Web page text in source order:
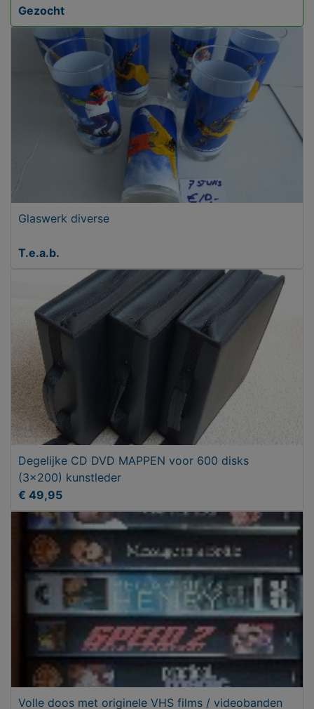
Gezocht
Glaswerk diverse
T.e.a.b.
Degelijke CD DVD MAPPEN voor 600 disks
(3x200) kunstleder
€ 49,95
Volle doos met originele VHS films / videobanden